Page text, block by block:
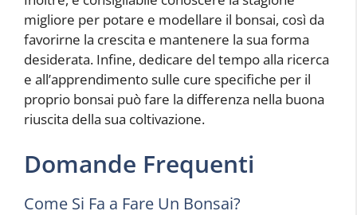
migliore per potare e modellare il bonsai, così da
favorirne la crescita e mantenere la sua forma
desiderata. Infine, dedicare del tempo alla ricerca
e all’apprendimento sulle cure specifiche per il
proprio bonsai può fare la differenza nella buona
riuscita della sua coltivazione.
Domande Frequenti
Come Si Fa a Fare Un Bonsai?